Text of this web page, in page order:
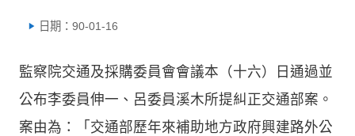
日期：90-01-16
監察院交通及採購委員會會議本（十六）日通過並
公布李委員伸一、呂委員溪木所提糾正交通部案。
案由為：「交通部歷年來補助地方政府興建路外公